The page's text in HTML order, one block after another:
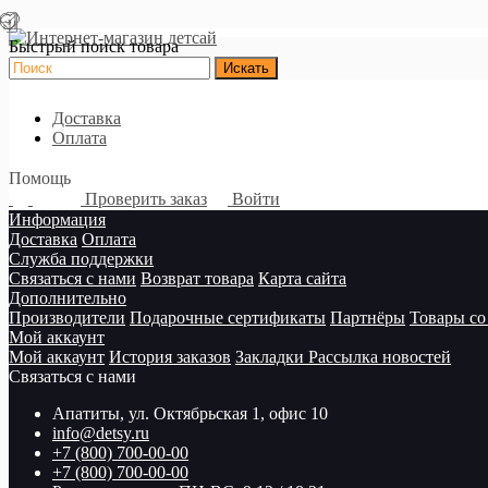
Быстрый поиск товара
Доставка
Оплата
Помощь
Проверить заказ
Войти
Информация
Доставка Оплата
Служба поддержки
Связаться с нами Возврат товара Карта сайта
Дополнительно
Производители Подарочные сертификаты Партнёры Товары
Мой аккаунт
Мой аккаунт История заказов Закладки Рассылка новостей
Связаться с нами
Апатиты, ул. Октябрьская 1, офис 10
info@detsy.ru
+7 (800) 700-00-00
+7 (800) 700-00-00